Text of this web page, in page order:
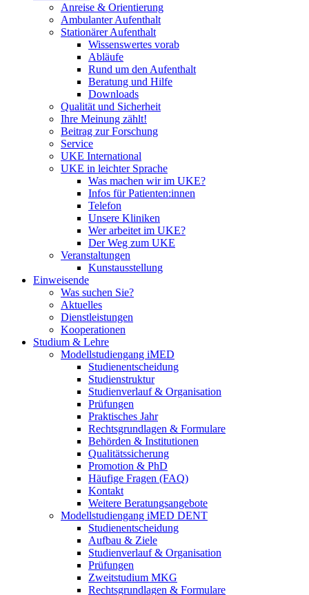
Anreise & Orientierung
Ambulanter Aufenthalt
Stationärer Aufenthalt
Wissenswertes vorab
Abläufe
Rund um den Aufenthalt
Beratung und Hilfe
Downloads
Qualität und Sicherheit
Ihre Meinung zählt!
Beitrag zur Forschung
Service
UKE International
UKE in leichter Sprache
Was machen wir im UKE?
Infos für Patienten:innen
Telefon
Unsere Kliniken
Wer arbeitet im UKE?
Der Weg zum UKE
Veranstaltungen
Kunstausstellung
Einweisende
Was suchen Sie?
Aktuelles
Dienstleistungen
Kooperationen
Studium & Lehre
Modellstudiengang iMED
Studienentscheidung
Studienstruktur
Studienverlauf & Organisation
Prüfungen
Praktisches Jahr
Rechtsgrundlagen & Formulare
Behörden & Institutionen
Qualitätssicherung
Promotion & PhD
Häufige Fragen (FAQ)
Kontakt
Weitere Beratungsangebote
Modellstudiengang iMED DENT
Studienentscheidung
Aufbau & Ziele
Studienverlauf & Organisation
Prüfungen
Zweitstudium MKG
Rechtsgrundlagen & Formulare